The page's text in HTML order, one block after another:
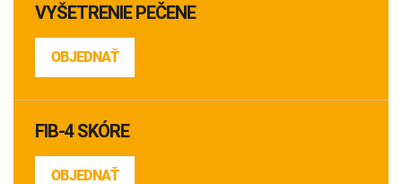
VYŠETRENIE PEČENE
OBJEDNAŤ
FIB-4 SKÓRE
OBJEDNAŤ